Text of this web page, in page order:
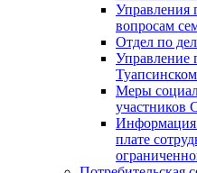
Управления
вопросам
Отдел по
Управление
Меры
участников
Информация
плате